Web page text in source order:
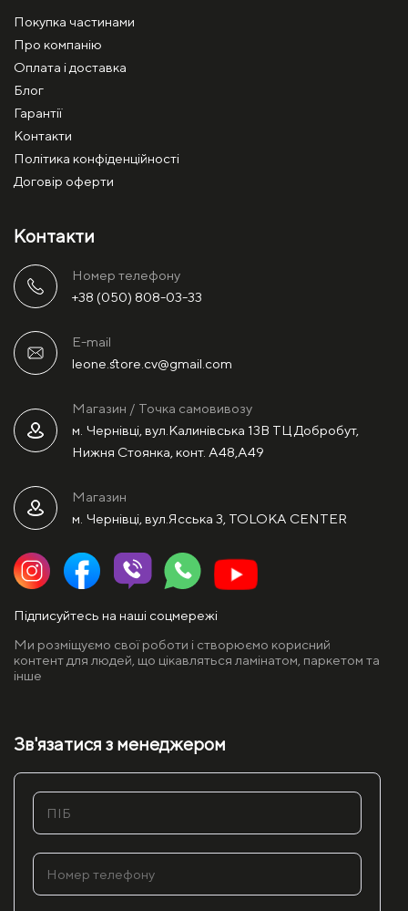
Покупка частинами
Про компанію
Оплата і доставка
Блог
Гарантії
Контакти
Політика конфіденційності
Договір оферти
Контакти
Номер телефону
+38 (050) 808-03-33
E-mail
leone.store.cv@gmail.com
Магазин / Точка самовивозу
м. Чернівці, вул.Калинівська 13В ТЦ Добробут,
Нижня Стоянка, конт. А48,А49
Магазин
м. Чернівці, вул.Ясська 3, TOLOKA CENTER
Підписуйтесь на наші соцмережі
Ми розміщуємо свої роботи і створюємо корисний
контент для людей, що цікавляться ламінатом, паркетом та
інше
Зв'язатися з менеджером